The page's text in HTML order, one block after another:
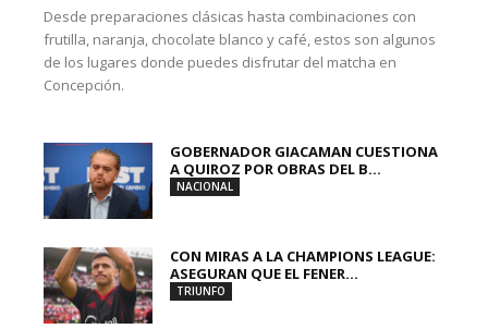
Desde preparaciones clásicas hasta combinaciones con
frutilla, naranja, chocolate blanco y café, estos son algunos
de los lugares donde puedes disfrutar del matcha en
Concepción.
GOBERNADOR GIACAMAN CUESTIONA
A QUIROZ POR OBRAS DEL B...
NACIONAL
CON MIRAS A LA CHAMPIONS LEAGUE:
ASEGURAN QUE EL FENER...
TRIUNFO